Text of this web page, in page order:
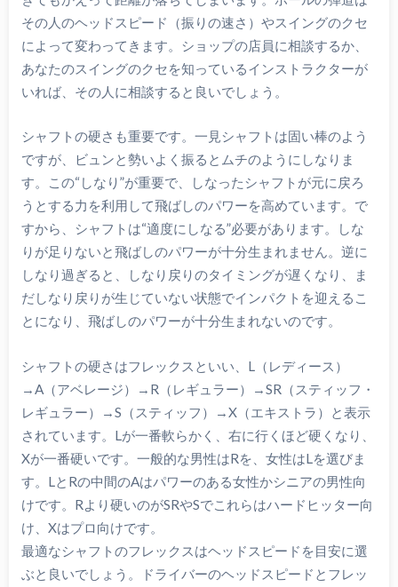
その人のヘッドスピード（振りの速さ）やスイングのクセ
によって変わってきます。ショップの店員に相談するか、
あなたのスイングのクセを知っているインストラクターが
いれば、その人に相談すると良いでしょう。
シャフトの硬さも重要です。一見シャフトは固い棒のよう
ですが、ビュンと勢いよく振るとムチのようにしなりま
す。この“しなり”が重要で、しなったシャフトが元に戻ろ
うとする力を利用して飛ばしのパワーを高めています。で
すから、シャフトは“適度にしなる”必要があります。しな
りが足りないと飛ばしのパワーが十分生まれません。逆に
しなり過ぎると、しなり戻りのタイミングが遅くなり、ま
だしなり戻りが生じていない状態でインパクトを迎えるこ
とになり、飛ばしのパワーが十分生まれないのです。
シャフトの硬さはフレックスといい、L（レディース）
→A（アベレージ）→R（レギュラー）→SR（スティッフ・
レギュラー）→S（スティッフ）→X（エキストラ）と表示
されています。Lが一番軟らかく、右に行くほど硬くなり、
Xが一番硬いです。一般的な男性はRを、女性はLを選びま
す。LとRの中間のAはパワーのある女性かシニアの男性向
けです。Rより硬いのがSRやSでこれらはハードヒッター向
け、Xはプロ向けです。
最適なシャフトのフレックスはヘッドスピードを目安に選
ぶと良いでしょう。ドライバーのヘッドスピードとフレッ